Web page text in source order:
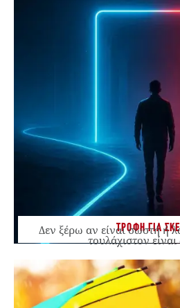
ΤΡΟΦΗ ΓΙΑ
Δεν ξέρω αν είναι σωστή ή
τουλάχιστον